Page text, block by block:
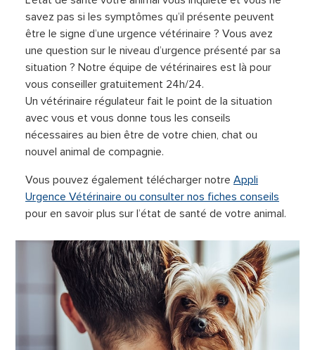
savez pas si les symptômes qu’il présente peuvent
être le signe d’une urgence vétérinaire ? Vous avez
une question sur le niveau d’urgence présenté par sa
situation ? Notre équipe de vétérinaires est là pour
vous conseiller gratuitement 24h/24.
Un vétérinaire régulateur fait le point de la situation
avec vous et vous donne tous les conseils
nécessaires au bien être de votre chien, chat ou
nouvel animal de compagnie.
Vous pouvez également télécharger notre Appli
Urgence Vétérinaire ou consulter nos fiches conseils
pour en savoir plus sur l’état de santé de votre animal.